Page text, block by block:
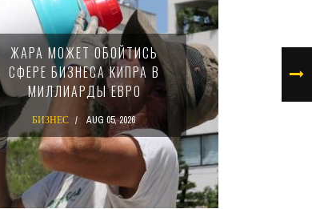
ЖАРА МОЖЕТ ОБОЙТИСЬ
СФЕРЕ БИЗНЕСА КИПРА В
МИЛЛИАРДЫ ЕВРО
БИЗНЕС AUG 05, 2026